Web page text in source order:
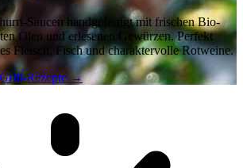
Saucen handgefertigt mit frischen Bio-
Ölen und erlesenen Gewürzen. Perfekt
Fleisch, Fisch und charaktervolle Rotweine.
Grill-Rezepte →